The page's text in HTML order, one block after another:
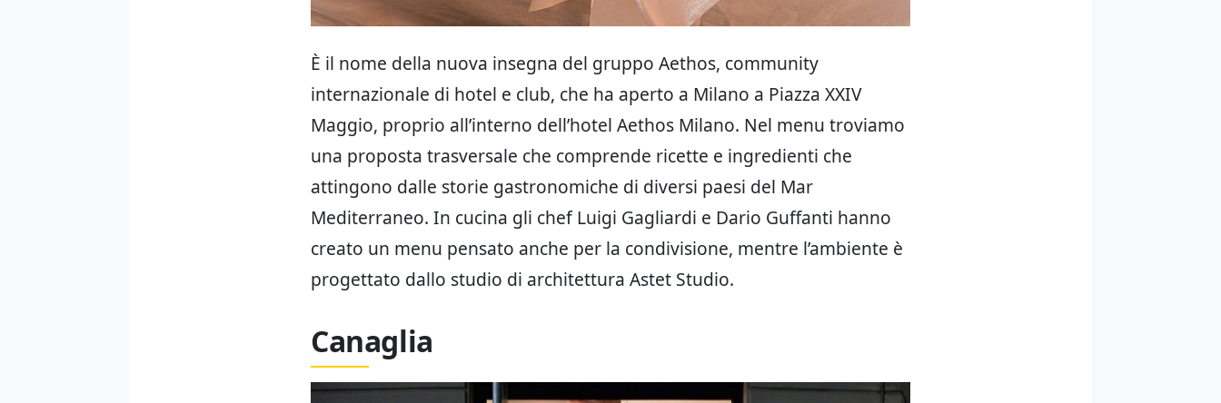
È il nome della nuova insegna del gruppo Aethos, community
internazionale di hotel e club, che ha aperto a Milano a Piazza XXIV
Maggio, proprio all’interno dell’hotel Aethos Milano. Nel menu troviamo
una proposta trasversale che comprende ricette e ingredienti che
attingono dalle storie gastronomiche di diversi paesi del Mar
Mediterraneo. In cucina gli chef Luigi Gagliardi e Dario Guffanti hanno
creato un menu pensato anche per la condivisione, mentre l’ambiente è
progettato dallo studio di architettura Astet Studio.
Canaglia